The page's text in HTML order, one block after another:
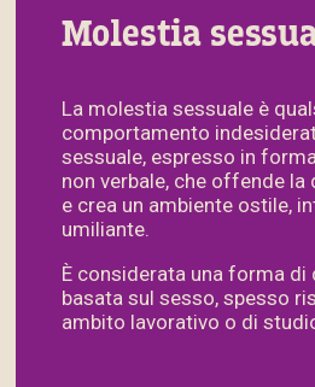
Molestia
La molestia sessuale è
comportamento
sessuale, espresso in
non verbale, che offende la
e crea un ambiente ostile,
umiliante.
È considerata una forma
basata sul sesso, spesso
ambito lavorativo o di